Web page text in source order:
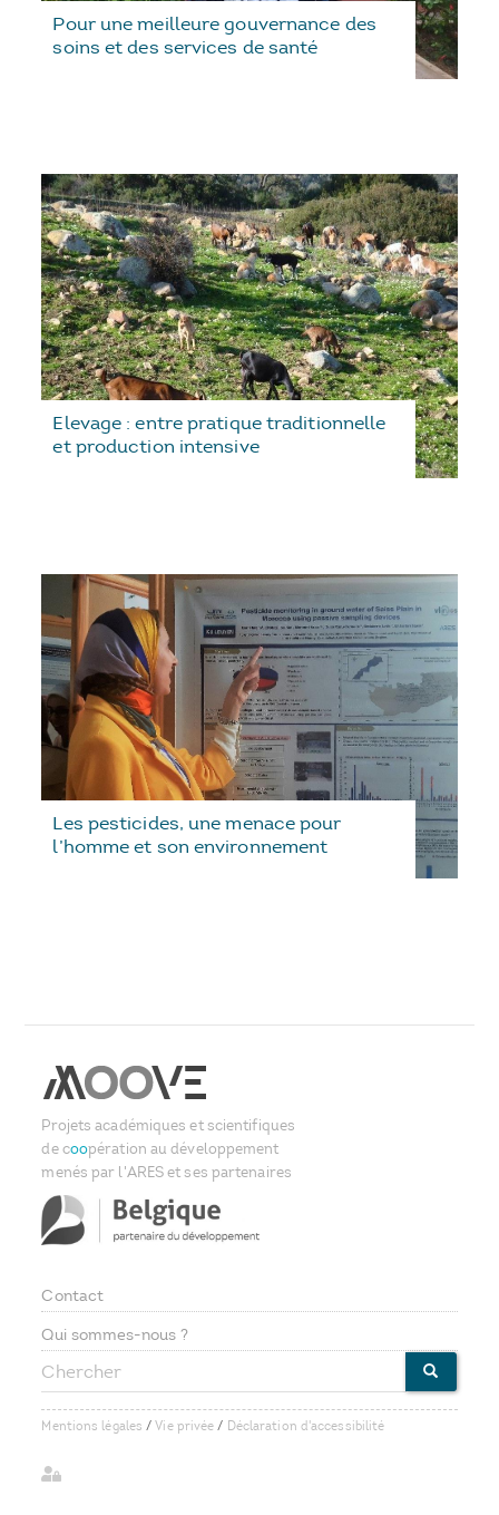
Pour une meilleure gouvernance des
soins et des services de santé
Elevage : entre pratique traditionnelle
et production intensive
Les pesticides, une menace pour
l’homme et son environnement
Projets académiques et scientifiques
de coopération au développement
menés par l'ARES et ses partenaires
Footer
menu
Contact
Qui sommes-nous ?
Chercher
Mentions légales /Vie privée / Déclaration d'accessibilité
User